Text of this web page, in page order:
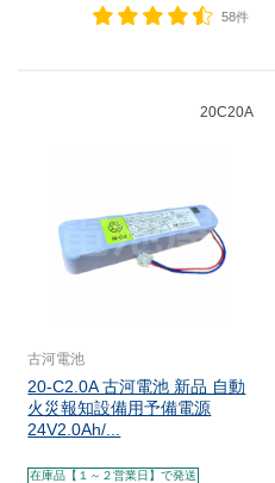
58件
20C20A
古河電池
20-C2.0A 古河電池 新品 自動
火災報知設備用予備電源
24V2.0Ah/...
在庫品【１～２営業日】で発送